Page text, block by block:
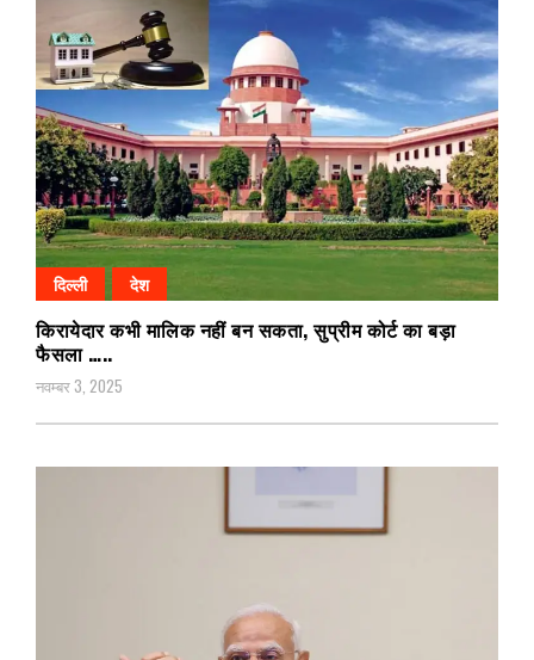
दिल्ली देश
किरायेदार कभी मालिक नहीं बन सकता, सुप्रीम कोर्ट का बड़ा
फैसला …..
नवम्बर 3, 2025